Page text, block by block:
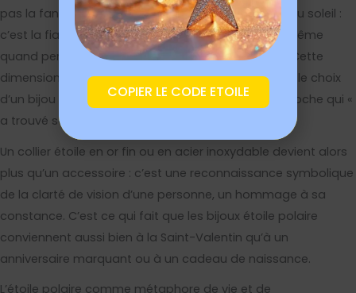
pas la fantaisie de l’étoile filante ni l’éclat bruyant du soleil :
c’est la fiabilité tranquille de celui qui sait où il va, même
quand personne d’autre ne voit encore le chemin. Cette
dimension astrologique est parfois mobilisée dans le choix
d’un bijou de naissance ou d’un cadeau pour un proche qui «
a trouvé sa voie ».
Un collier étoile en or fin ou en acier inoxydable devient alors
plus qu’un accessoire : c’est une reconnaissance symbolique
de la clarté de vision d’une personne, un hommage à sa
constance. C’est ce qui fait que les bijoux étoile polaire
conviennent aussi bien à la Saint-Valentin qu’à un
anniversaire marquant ou à un cadeau de naissance.
L’étoile polaire comme métaphore de vie et de
COPIER LE CODE ETOILE